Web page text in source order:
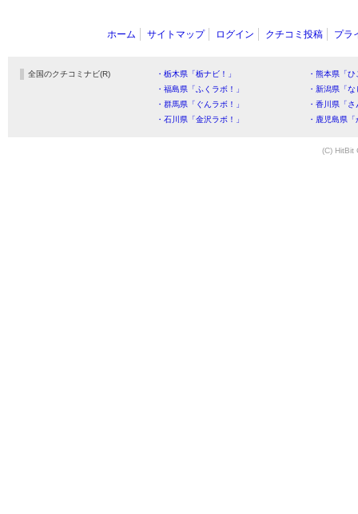
ホーム サイトマップ ログイン クチコミ投稿 プラ
全国のクチコミナビ(R) ・栃木県「栃ナビ！」
・熊本県「
・福島県「ふくラボ！」
・新潟県「
・群馬県「ぐんラボ！」
・香川県「
・石川県「金沢ラボ！」
・鹿児島県
(C) HitBit